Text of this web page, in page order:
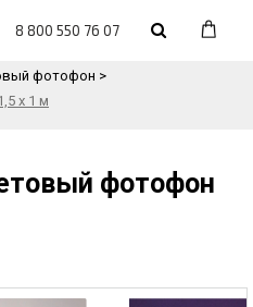
8 800 550 76 07
фотофон >
х 1 м
фотофон